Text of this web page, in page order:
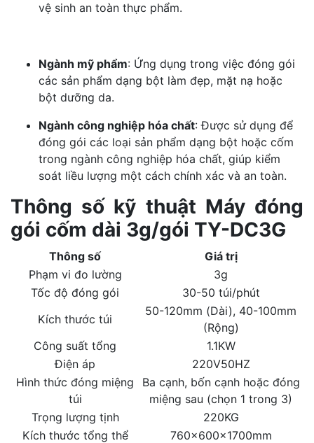
vệ sinh an toàn thực phẩm.
Ngành mỹ phẩm: Ứng dụng trong việc đóng gói
các sản phẩm dạng bột làm đẹp, mặt nạ hoặc
bột dưỡng da.
Ngành công nghiệp hóa chất: Được sử dụng để
đóng gói các loại sản phẩm dạng bột hoặc cốm
trong ngành công nghiệp hóa chất, giúp kiểm
soát liều lượng một cách chính xác và an toàn.
Thông số kỹ thuật Máy đóng
gói cốm dài 3g/gói TY-DC3G
Thông số
Giá trị
Phạm vi đo lường
3g
Tốc độ đóng gói
30-50 túi/phút
Kích thước túi
50-120mm (Dài), 40-100mm
(Rộng)
Công suất tổng
1.1KW
Điện áp
220V50HZ
Hình thức đóng miệng
túi
Ba cạnh, bốn cạnh hoặc đóng
miệng sau (chọn 1 trong 3)
Trọng lượng tịnh
220KG
Kích thước tổng thể
760×600×1700mm